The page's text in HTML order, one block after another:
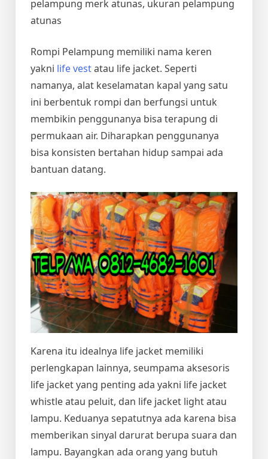
pelampung merk atunas, ukuran pelampung
atunas
Rompi Pelampung memiliki nama keren
yakni life vestatau life jacket. Seperti
namanya, alat keselamatan kapal yang satu
ini berbentuk rompi dan berfungsi untuk
membikin penggunanya bisa terapung di
permukaan air. Diharapkan penggunanya
bisa konsisten bertahan hidup sampai ada
bantuan datang.
Karena itu idealnya life jacket memiliki
perlengkapan lainnya, seumpama aksesoris
life jacket yang penting ada yakni life jacket
whistle atau peluit, dan life jacket light atau
lampu. Keduanya sepatutnya ada karena bisa
memberikan sinyal darurat berupa suara dan
lampu. Bayangkan ada orang yang butuh